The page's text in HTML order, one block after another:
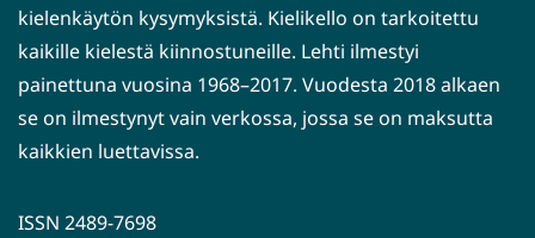
kielenkäytön kysymyksistä. Kielikello on tarkoitettu
kaikille kielestä kiinnostuneille. Lehti ilmestyi
painettuna vuosina 1968–2017. Vuodesta 2018 alkaen
se on ilmestynyt vain verkossa, jossa se on maksutta
kaikkien luettavissa.
ISSN 2489-7698